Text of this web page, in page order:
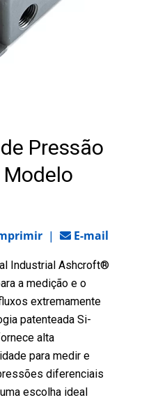
Pressão
| E-mail
Industrial Ashcroft®
a medição e o
extremamente
patenteada Si-
alta
para medir e
diferenciais
escolha ideal